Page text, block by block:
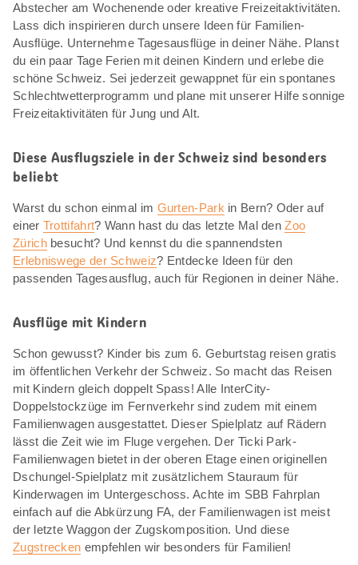
Abstecher am Wochenende oder kreative Freizeitaktivitäten.
Lass dich inspirieren durch unsere Ideen für Familien-
Ausflüge. Unternehme Tagesausflüge in deiner Nähe. Planst
du ein paar Tage Ferien mit deinen Kindern und erlebe die
schöne Schweiz. Sei jederzeit gewappnet für ein spontanes
Schlechtwetterprogramm und plane mit unserer Hilfe sonnige
Freizeitaktivitäten für Jung und Alt.
Diese Ausflugsziele in der Schweiz sind besonders
beliebt
Warst du schon einmal im Gurten-Park in Bern? Oder auf
einer Trottifahrt? Wann hast du das letzte Mal denZoo
Zürichbesucht? Und kennst du die spannendsten
Erlebniswege der Schweiz? Entdecke Ideen für den
passenden Tagesausflug, auch für Regionen in deiner Nähe.
Ausflüge mit Kindern
Schon gewusst? Kinder bis zum 6. Geburtstag reisen gratis
im öffentlichen Verkehr der Schweiz. So macht das Reisen
mit Kindern gleich doppelt Spass! Alle InterCity-
Doppelstockzüge im Fernverkehr sind zudem mit einem
Familienwagen ausgestattet. Dieser Spielplatz auf Rädern
lässt die Zeit wie im Fluge vergehen. Der Ticki Park-
Familienwagen bietet in der oberen Etage einen originellen
Dschungel-Spielplatz mit zusätzlichem Stauraum für
Kinderwagen im Untergeschoss. Achte im SBB Fahrplan
einfach auf die Abkürzung FA, der Familienwagen ist meist
der letzte Waggon der Zugskomposition. Und diese
Zugstrecken empfehlen wir besonders für Familien!